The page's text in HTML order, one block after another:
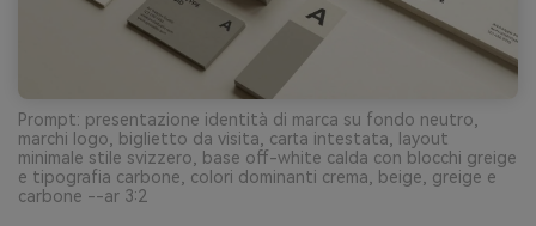
Prompt: presentazione identità di marca su fondo neutro,
marchi logo, biglietto da visita, carta intestata, layout
minimale stile svizzero, base off-white calda con blocchi greige
e tipografia carbone, colori dominanti crema, beige, greige e
carbone --ar 3:2